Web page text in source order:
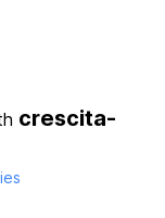
crescita-